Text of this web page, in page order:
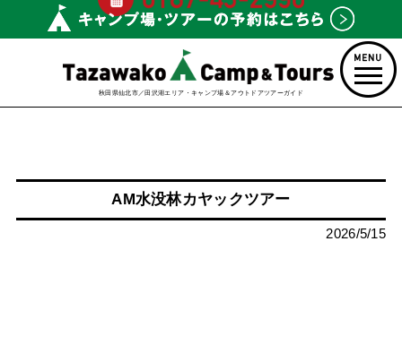
秋田県仙北市／田沢湖エリア・キャンプ場＆アウトドアツアーガイド
AM水没林カヤックツアー
2026/5/15